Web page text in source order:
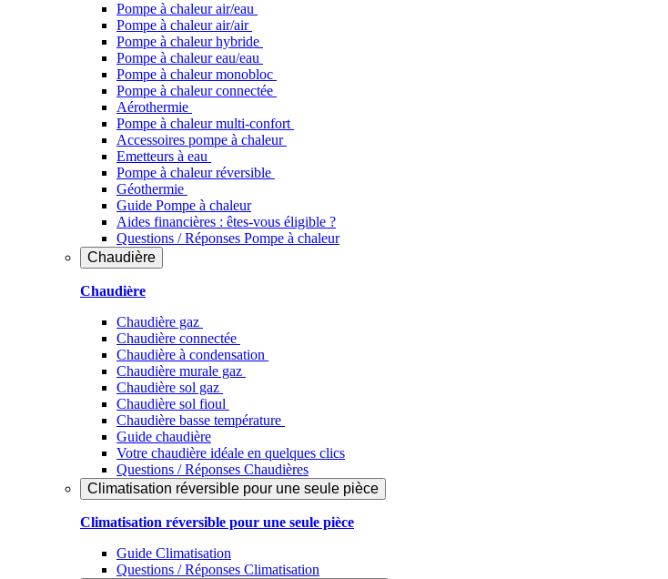
Pompe à chaleur air/eau
Pompe à chaleur air/air
Pompe à chaleur hybride
Pompe à chaleur​ eau/eau
Pompe à chaleur monobloc
Pompe à chaleur connectée
Aérothermie
Pompe à chaleur multi-confort
Accessoires pompe à chaleur
Emetteurs à eau
Pompe à chaleur réversible
Géothermie
Guide Pompe à chaleur
Aides financières : êtes-vous éligible ?
Questions / Réponses Pompe à chaleur
Chaudière
Chaudière
Chaudière gaz
Chaudière connectée
Chaudière à condensation
Chaudière murale gaz
Chaudière sol gaz
Chaudière sol fioul
Chaudière basse température
Guide chaudière
Votre chaudière idéale en quelques clics
Questions / Réponses Chaudières
Climatisation réversible pour une seule pièce
Climatisation réversible pour une seule pièce
Guide Climatisation
Questions / Réponses Climatisation